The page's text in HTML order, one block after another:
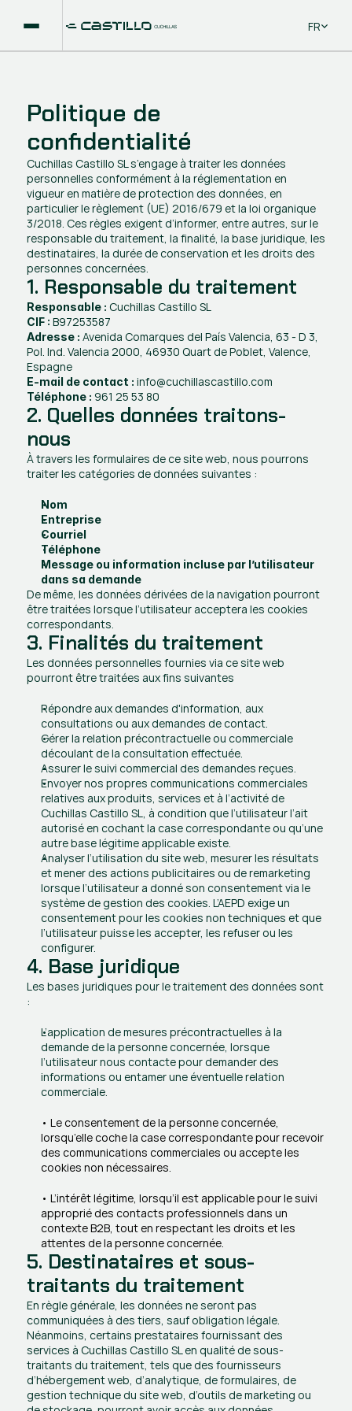
Select
FR
Politique de
confidentialité
Cuchillas Castillo SL s’engage à traiter les données
personnelles conformément à la réglementation en
vigueur en matière de protection des données, en
particulier le règlement (UE) 2016/679 et la loi organique
3/2018. Ces règles exigent d’informer, entre autres, sur le
responsable du traitement, la finalité, la base juridique, les
destinataires, la durée de conservation et les droits des
personnes concernées.
1. Responsable du traitement
Responsable : Cuchillas Castillo SL
CIF : B97253587
Adresse : Avenida Comarques del País Valencia, 63 - D 3,
Pol. Ind. Valencia 2000, 46930 Quart de Poblet, Valence,
Espagne
E-mail de contact : info@cuchillascastillo.com
Téléphone : 961 25 53 80
2. Quelles données traitons-
nous
À travers les formulaires de ce site web, nous pourrons
traiter les catégories de données suivantes :
Nom
Entreprise
Courriel
Téléphone
Message ou information incluse par l’utilisateur
dans sa demande
De même, les données dérivées de la navigation pourront
être traitées lorsque l’utilisateur acceptera les cookies
correspondants.
3. Finalités du traitement
Les données personnelles fournies via ce site web
pourront être traitées aux fins suivantes
Répondre aux demandes d'information, aux
consultations ou aux demandes de contact.
Gérer la relation précontractuelle ou commerciale
découlant de la consultation effectuée.
Assurer le suivi commercial des demandes reçues.
Envoyer nos propres communications commerciales
relatives aux produits, services et à l’activité de
Cuchillas Castillo SL, à condition que l’utilisateur l’ait
autorisé en cochant la case correspondante ou qu’une
autre base légitime applicable existe.
Analyser l’utilisation du site web, mesurer les résultats
et mener des actions publicitaires ou de remarketing
lorsque l’utilisateur a donné son consentement via le
système de gestion des cookies. L’AEPD exige un
consentement pour les cookies non techniques et que
l’utilisateur puisse les accepter, les refuser ou les
configurer.
4. Base juridique
Les bases juridiques pour le traitement des données sont
:
L’application de mesures précontractuelles à la
demande de la personne concernée, lorsque
l’utilisateur nous contacte pour demander des
informations ou entamer une éventuelle relation
commerciale.
• Le consentement de la personne concernée,
lorsqu’elle coche la case correspondante pour recevoir
des communications commerciales ou accepte les
cookies non nécessaires.
• L’intérêt légitime, lorsqu’il est applicable pour le suivi
approprié des contacts professionnels dans un
contexte B2B, tout en respectant les droits et les
attentes de la personne concernée.
5. Destinataires et sous-
traitants du traitement
En règle générale, les données ne seront pas
communiquées à des tiers, sauf obligation légale.
Néanmoins, certains prestataires fournissant des
services à Cuchillas Castillo SL en qualité de sous-
traitants du traitement, tels que des fournisseurs
d’hébergement web, d’analytique, de formulaires, de
gestion technique du site web, d’outils de marketing ou